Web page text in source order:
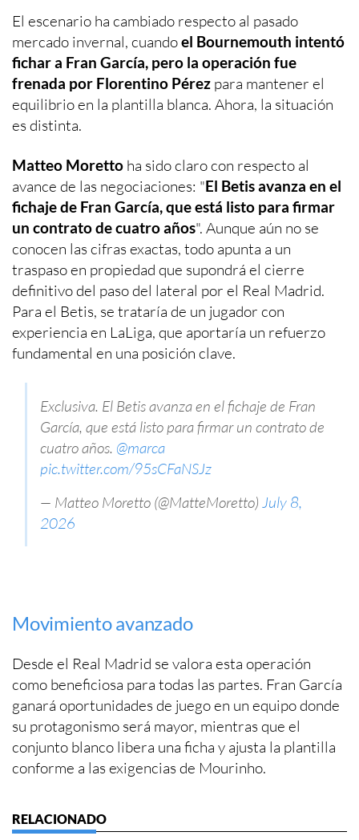
El escenario ha cambiado respecto al pasado
mercado invernal, cuandoel Bournemouth intentó
fichar a Fran García, pero la operación fue
frenada por Florentino Pérez para mantener el
equilibrio en la plantilla blanca. Ahora, la situación
es distinta.
Matteo Moretto ha sido claro con respecto al
avance de las negociaciones: "El Betis avanza en el
fichaje de Fran García, que está listo para firmar
un contrato de cuatro años". Aunque aún no se
conocen las cifras exactas, todo apunta a un
traspaso en propiedad que supondrá el cierre
definitivo del paso del lateral por el Real Madrid.
Para el Betis, se trataría de un jugador con
experiencia en LaLiga, que aportaría un refuerzo
fundamental en una posición clave.
Exclusiva. El Betis avanza en el fichaje de Fran
García, que está listo para firmar un contrato de
cuatro años. @marca
pic.twitter.com/95sCFaNSJz
— Matteo Moretto (@MatteMoretto) July 8,
2026
Movimiento avanzado
Desde el Real Madrid se valora esta operación
como beneficiosa para todas las partes. Fran García
ganará oportunidades de juego en un equipo donde
su protagonismo será mayor, mientras que el
conjunto blanco libera una ficha y ajusta la plantilla
conforme a las exigencias de Mourinho.